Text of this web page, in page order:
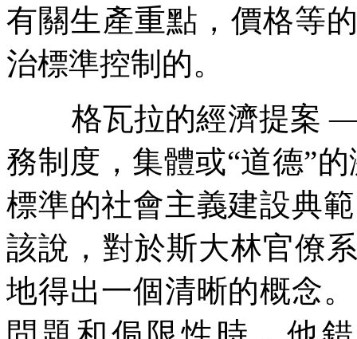
有關生產重點，價格等
治標準控制的。
格瓦拉的經濟提案
務制度，集體或“道德”
標準的社會主義建設典
該說，對於斯大林官僚
地得出一個清晰的概念。